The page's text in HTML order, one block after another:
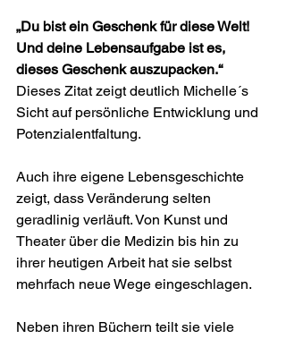
„Du bist ein Geschenk für diese Welt!
Und deine Lebensaufgabe ist es,
dieses Geschenk auszupacken.“
Dieses Zitat zeigt deutlich Michelle´s
Sicht auf persönliche Entwicklung und
Potenzialentfaltung.
Auch ihre eigene Lebensgeschichte
zeigt, dass Veränderung selten
geradlinig verläuft. Von Kunst und
Theater über die Medizin bis hin zu
ihrer heutigen Arbeit hat sie selbst
mehrfach neue Wege eingeschlagen.
Neben ihren Büchern teilt sie viele